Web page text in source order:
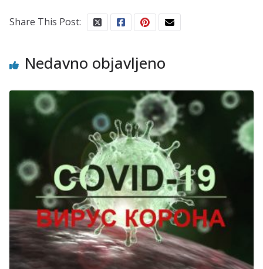
Share This Post:
Nedavno objavljeno